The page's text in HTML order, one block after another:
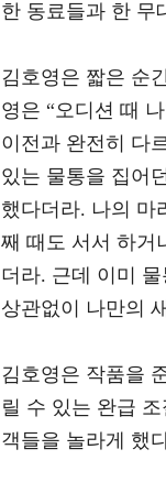
한 동료들과 한 무
김호영은 짧은 순
영은 “오디션 때
이전과 완전히 다
있는 물통을 집어
했다더라. 나의 마
째 때도 서서 하거
더라. 근데 이미
상관없이 나만의
김호영은 작품을
릴 수 있는 완급
객들을 놀라게 했